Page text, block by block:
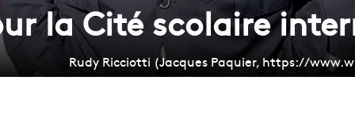
la Cité scolaire
Rudy Ricciotti (Jacques Paquier, https://